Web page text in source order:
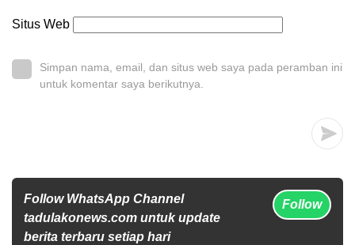
Situs Web
Simpan nama, email, dan situs web saya pada peramban ini
untuk komentar saya berikutnya.
Follow WhatsApp Channel
tadulakonews.com untuk update
berita terbaru setiap hari
Follow